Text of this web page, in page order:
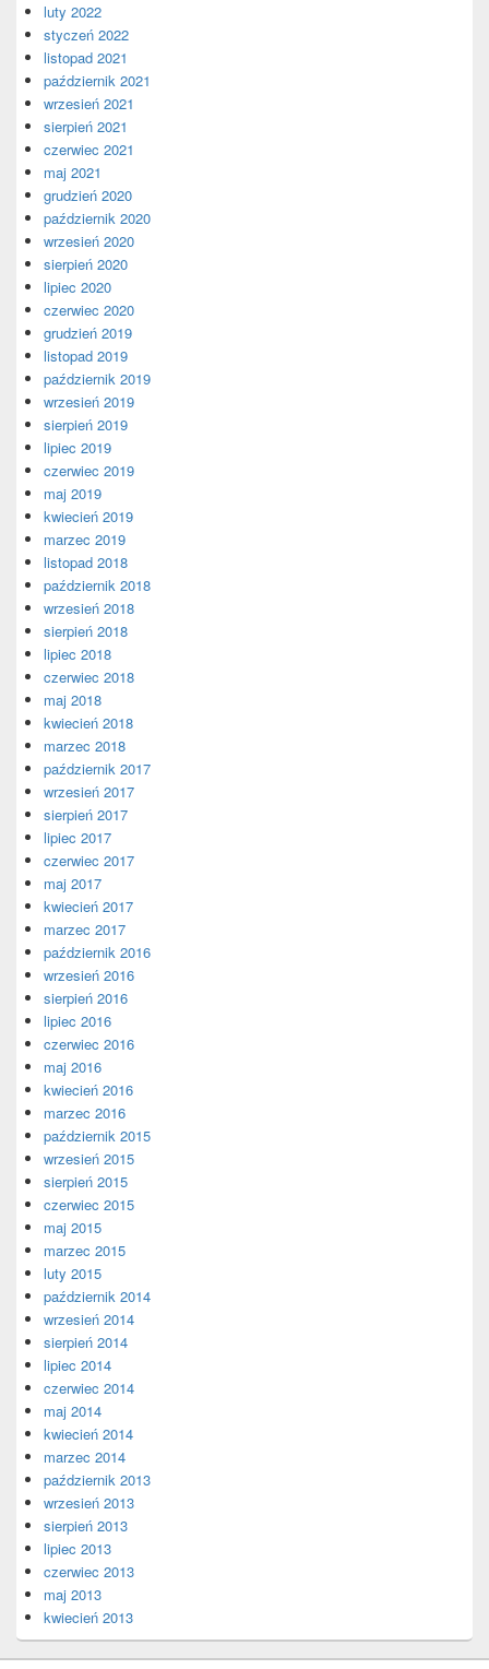
luty 2022
styczeń 2022
listopad 2021
październik 2021
wrzesień 2021
sierpień 2021
czerwiec 2021
maj 2021
grudzień 2020
październik 2020
wrzesień 2020
sierpień 2020
lipiec 2020
czerwiec 2020
grudzień 2019
listopad 2019
październik 2019
wrzesień 2019
sierpień 2019
lipiec 2019
czerwiec 2019
maj 2019
kwiecień 2019
marzec 2019
listopad 2018
październik 2018
wrzesień 2018
sierpień 2018
lipiec 2018
czerwiec 2018
maj 2018
kwiecień 2018
marzec 2018
październik 2017
wrzesień 2017
sierpień 2017
lipiec 2017
czerwiec 2017
maj 2017
kwiecień 2017
marzec 2017
październik 2016
wrzesień 2016
sierpień 2016
lipiec 2016
czerwiec 2016
maj 2016
kwiecień 2016
marzec 2016
październik 2015
wrzesień 2015
sierpień 2015
czerwiec 2015
maj 2015
marzec 2015
luty 2015
październik 2014
wrzesień 2014
sierpień 2014
lipiec 2014
czerwiec 2014
maj 2014
kwiecień 2014
marzec 2014
październik 2013
wrzesień 2013
sierpień 2013
lipiec 2013
czerwiec 2013
maj 2013
kwiecień 2013